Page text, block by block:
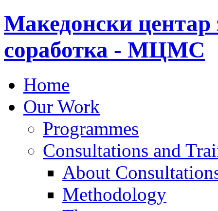
Македонски центар
соработка - МЦМС
Home
Our Work
Programmes
Consultations and
About
Methodology